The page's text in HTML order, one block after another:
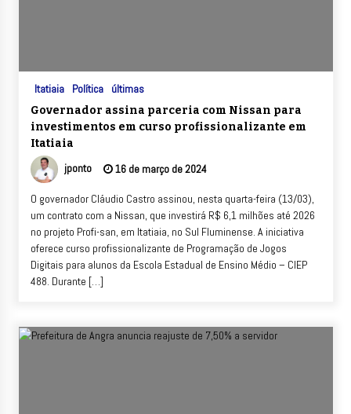
Itatiaia Política últimas
Governador assina parceria com Nissan para
investimentos em curso profissionalizante em
Itatiaia
jponto 16 de março de 2024
O governador Cláudio Castro assinou, nesta quarta-feira (13/03),
um contrato com a Nissan, que investirá R$ 6,1 milhões até 2026
no projeto Profi-san, em Itatiaia, no Sul Fluminense. A iniciativa
oferece curso profissionalizante de Programação de Jogos
Digitais para alunos da Escola Estadual de Ensino Médio – CIEP
488. Durante […]